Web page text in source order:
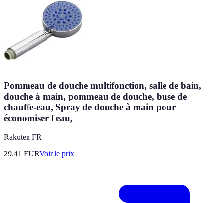
Pommeau de douche multifonction, salle de bain,
douche à main, pommeau de douche, buse de
chauffe-eau, Spray de douche à main pour
économiser l'eau,
Rakuten FR
29.41 EURVoir le prix